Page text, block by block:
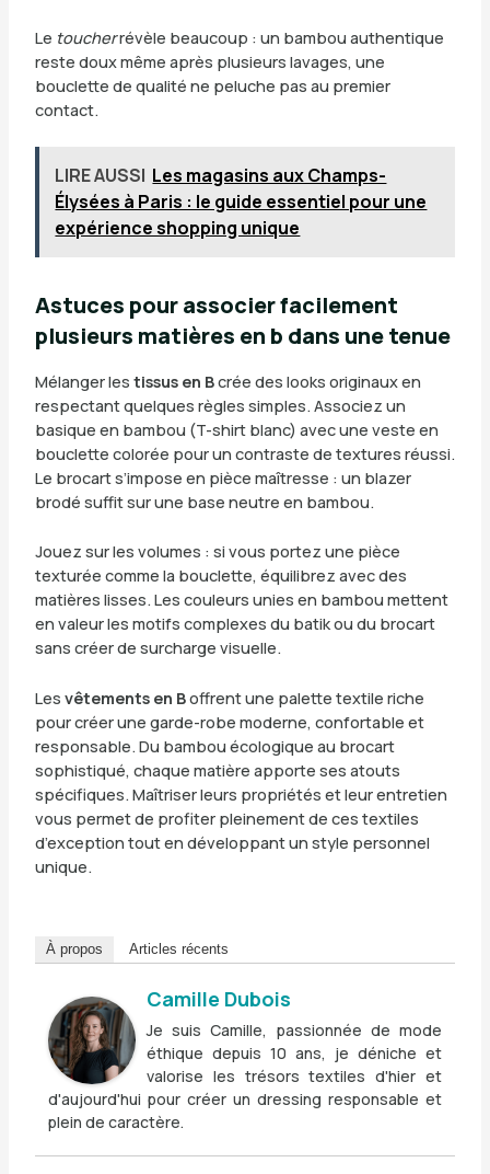
Le toucherrévèle beaucoup : un bambou authentique
reste doux même après plusieurs lavages, une
bouclette de qualité ne peluche pas au premier
contact.
LIRE AUSSI Les magasins aux Champs-
Élysées à Paris : le guide essentiel pour une
expérience shopping unique
Astuces pour associer facilement
plusieurs matières en b dans une tenue
Mélanger les tissus en Bcrée des looks originaux en
respectant quelques règles simples. Associez un
basique en bambou (T-shirt blanc) avec une veste en
bouclette colorée pour un contraste de textures réussi.
Le brocart s’impose en pièce maîtresse : un blazer
brodé suffit sur une base neutre en bambou.
Jouez sur les volumes : si vous portez une pièce
texturée comme la bouclette, équilibrez avec des
matières lisses. Les couleurs unies en bambou mettent
en valeur les motifs complexes du batik ou du brocart
sans créer de surcharge visuelle.
Les vêtements en Boffrent une palette textile riche
pour créer une garde-robe moderne, confortable et
responsable. Du bambou écologique au brocart
sophistiqué, chaque matière apporte ses atouts
spécifiques. Maîtriser leurs propriétés et leur entretien
vous permet de profiter pleinement de ces textiles
d’exception tout en développant un style personnel
unique.
À propos Articles récents
Camille Dubois
Je suis Camille, passionnée de mode
éthique depuis 10 ans, je déniche et
valorise les trésors textiles d'hier et
d'aujourd'hui pour créer un dressing responsable et
plein de caractère.